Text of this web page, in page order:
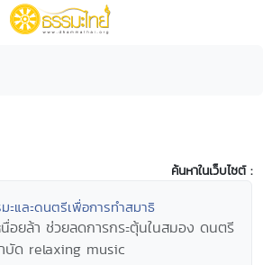
ค้นหาในเว็บไซต์ :
ะและดนตรีเพื่อการทำสมาธิ
นื่อยล้า ช่วยลดการกระตุ้นในสมอง ดนตรี
บัด relaxing music